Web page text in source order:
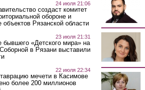
24 июля 21:06
создаст комитет
обороне и
объектов Рязанской области
23 июля 21:31
бывшего «Детского мира» на
в Рязани выставили
22 июля 22:34
мечети в Касимове
более 200 миллионов